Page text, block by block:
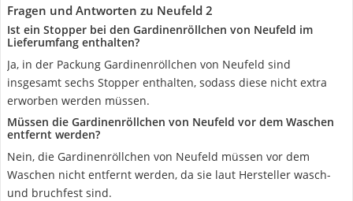
Fragen und Antworten zu Neufeld 2
Ist ein Stopper bei den Gardinenröllchen von Neufeld im
Lieferumfang enthalten?
Ja, in der Packung Gardinenröllchen von Neufeld sind
insgesamt sechs Stopper enthalten, sodass diese nicht extra
erworben werden müssen.
Müssen die Gardinenröllchen von Neufeld vor dem Waschen
entfernt werden?
Nein, die Gardinenröllchen von Neufeld müssen vor dem
Waschen nicht entfernt werden, da sie laut Hersteller wasch-
und bruchfest sind.